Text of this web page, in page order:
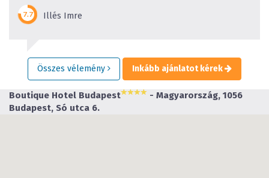
Illés Imre
Összes vélemény Inkább ajánlatot kérek
Boutique Hotel Budapest
- Magyarország, 1056
Budapest, Só utca 6.